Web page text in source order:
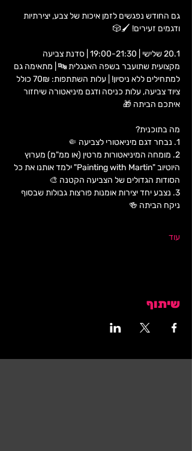
גם החודש נפגשים לזמן איכות של צבע, יצירתיות
ודגמים זעירים! 🖌️🎲
20.1 שלישי | 19:00-21:30 | סדנת צביעה
מקצועית שתועבר בשפה האנגלית 🔤 | מתאימה גם
למתחילים ללא ניסיון! | עלות השתתפות: 70₪ כולל
ציוד צביעה, עלות כניסה ודגם מיניאטורה שיחזור
איתכם הביתה 🎁
מה בתוכנית?
1. נבחר דגם מיניאטורי לצביעה 🤏
2. מומחה המיניאטורות מרטין (או ממ"מ) מערוץ
היוטיוב "Painting with Martin" ילמד אותנו את כל
הסודות הגדולים של הצביעה הקטנה 🎨
3. ‏נצבע יחד יצירות אומנות פורצות גבולות שבסוף
ניקח הביתה 🍻
עוד
שיתוף